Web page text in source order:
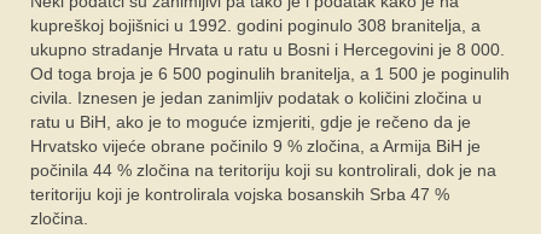
kupreškoj bojišnici u 1992. godini poginulo 308 branitelja, a
ukupno stradanje Hrvata u ratu u Bosni i Hercegovini je 8 000.
Od toga broja je 6 500 poginulih branitelja, a 1 500 je poginulih
civila. Iznesen je jedan zanimljiv podatak o količini zločina u
ratu u BiH, ako je to moguće izmjeriti, gdje je rečeno da je
Hrvatsko vijeće obrane počinilo 9 % zločina, a Armija BiH je
počinila 44 % zločina na teritoriju koji su kontrolirali, dok je na
teritoriju koji je kontrolirala vojska bosanskih Srba 47 %
zločina.